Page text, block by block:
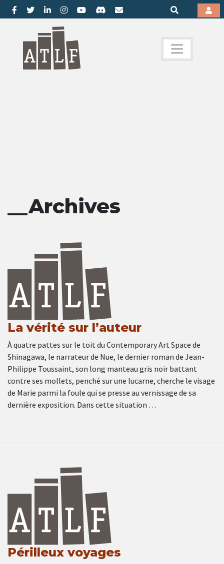
__Archives
La vérité sur l’auteur
À quatre pattes sur le toit du Contemporary Art Space de
Shinagawa, le narrateur de Nue, le dernier roman de Jean-
Philippe Toussaint, son long manteau gris noir battant
contre ses mollets, penché sur une lucarne, cherche le visage
de Marie parmi la foule qui se presse au vernissage de sa
dernière exposition. Dans cette situation …
Périlleux voyages